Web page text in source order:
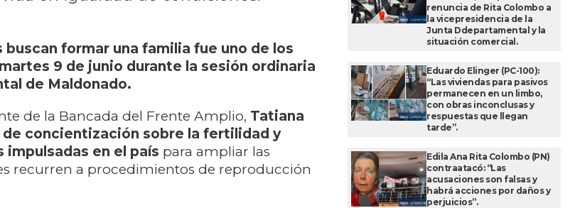
formar una familia fue uno de los
9 de junio durante la sesión ordinaria
de Maldonado.
de la Bancada del Frente Amplio, Tatiana
concientización sobre la fertilidad y
en el país para ampliar las
recurren a procedimientos de reproducción
renuncia de Rita Colombo a
la vicepresidencia de la
Junta Ddepartamental y la
situación comercial.
Eduardo Elinger (PC-100):
“Las viviendas para pasivos
permanecen en un limbo,
con obras inconclusas y
respuestas que llegan
tarde”.
Edila Ana Rita Colombo (PN)
contraatacó: “Las
acusaciones son falsas y
habrá acciones por daños y
perjuicios”.